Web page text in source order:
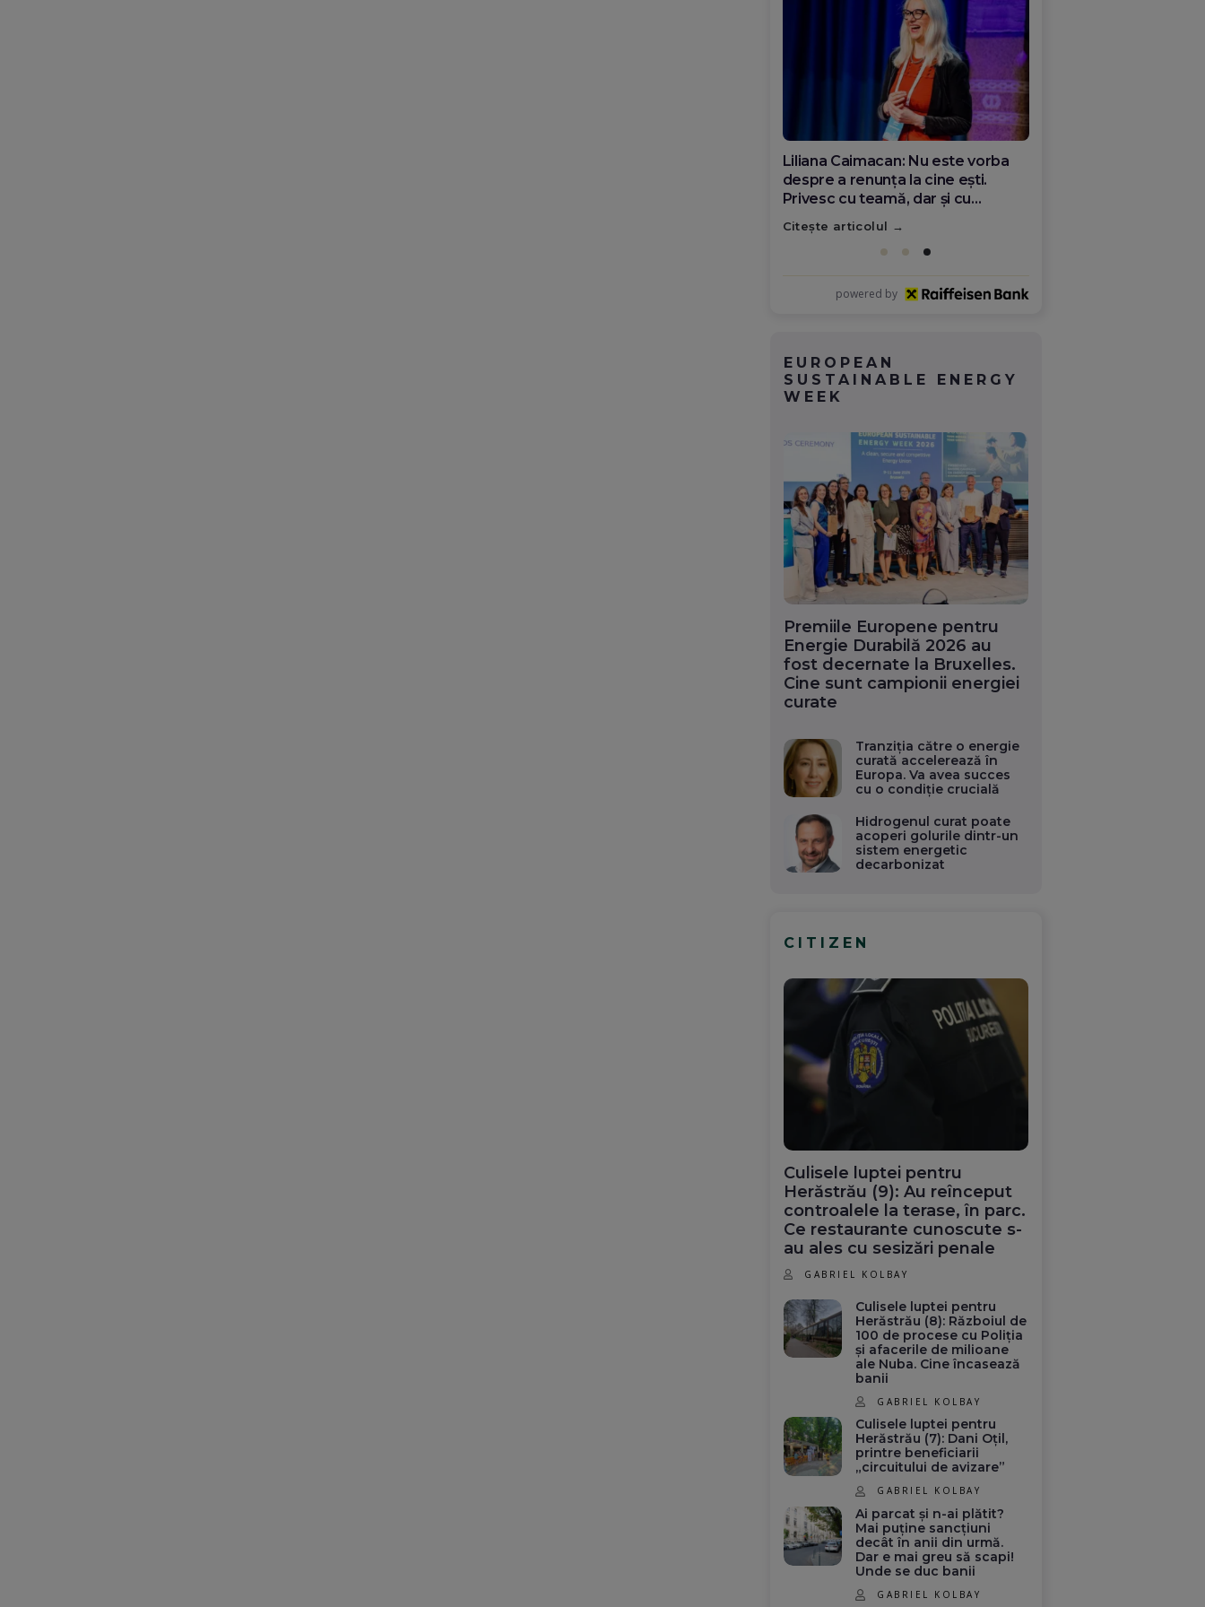
Diana Olar, românca de la Google
care demonstrează că diaspora
poate schimba România
Citește articolul
powered by
EUROPEAN
SUSTAINABLE ENERGY
WEEK
Premiile Europene pentru
Energie Durabilă 2026 au
fost decernate la Bruxelles.
Cine sunt campionii energiei
curate
Tranziția către o energie
curată accelerează în
Europa. Va avea succes
cu o condiție crucială
Hidrogenul curat poate
acoperi golurile dintr-un
sistem energetic
decarbonizat
CITIZEN
Culisele luptei pentru
Herăstrău (9): Au reînceput
controalele la terase, în parc.
Ce restaurante cunoscute s-
au ales cu sesizări penale
GABRIEL KOLBAY
Culisele luptei pentru
Herăstrău (8): Războiul de
100 de procese cu Poliția
și afacerile de milioane
ale Nuba. Cine încasează
banii
GABRIEL KOLBAY
Culisele luptei pentru
Herăstrău (7): Dani Oțil,
printre beneficiarii
„circuitului de avizare”
GABRIEL KOLBAY
Ai parcat și n-ai plătit?
Mai puține sancțiuni
decât în anii din urmă.
Dar e mai greu să scapi!
Unde se duc banii
GABRIEL KOLBAY